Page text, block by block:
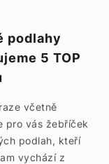
podlahy
5 TOP
včetně
pro vás žebříček
podlah, kteří
vychází z